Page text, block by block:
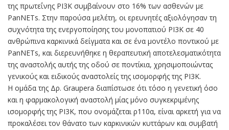
της πρωτεΐνης ΡΙ3Κ συμβαίνουν στο 16% των ασθενών με
PanNETs. Στην παρούσα μελέτη, οι ερευνητές αξιολόγησαν τη
συχνότητα της ενεργοποίησης του μονοπατιού ΡΙ3Κ σε 40
ανθρώπινα καρκινικά δείγματα και σε ένα μοντέλο ποντικού με
PanNETs, και διερευνήθηκε η θεραπευτική αποτελεσματικότητα
της αναστολής αυτής της οδού σε ποντίκια, χρησιμοποιώντας
γενικούς και ειδικούς αναστολείς της ισομορφής της ΡΙ3Κ.
Η ομάδα της Δρ. Graupera διαπίστωσε ότι τόσο η γενετική όσο
και η φαρμακολογική αναστολή μίας μόνο συγκεκριμένης
ισομορφής της ΡΙ3Κ, που ονομάζεται ρ110α, είναι αρκετή για να
προκαλέσει τον θάνατο των καρκινικών κυττάρων και συμβατή